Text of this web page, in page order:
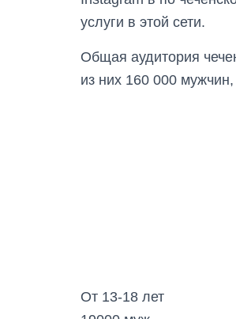
услуги в этой сети.
Общая аудитория
из них 160 000
От 13-18 лет